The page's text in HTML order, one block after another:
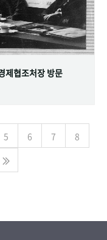
제협조처장 방문
5 6 7
8